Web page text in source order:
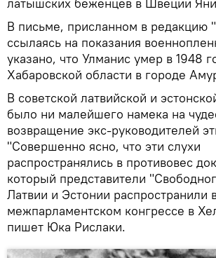
латышских беженцев в Швеции
В письме, присланном в редакцию
ссылаясь на показания
указано, что Улманис умер в 1948
Хабаровской области в городе
В советской латвийской и
было ни малейшего намека на
возвращение экс-руководителей
"Совершенно ясно, что эти слухи
распространялись в противовес
который представители
Латвии и Эстонии распространили
межпарламентском конгрессе в
пишет Юка Рислаки.